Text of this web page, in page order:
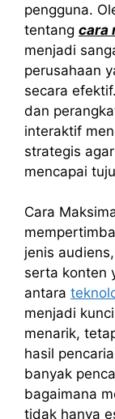
pengguna.
tentang cara
menjadi
perusahaan
secara
dan
interaktif
strategis
mencapai
Cara
jenis
serta konten
antara
menjadi
menarik,
hasil
banyak
bagaimana
tidak hanya